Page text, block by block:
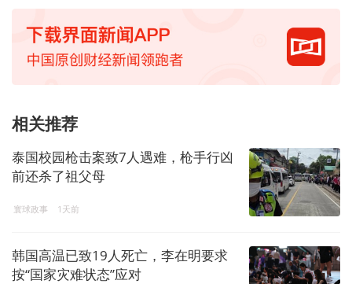
相关推荐
泰国校园枪击案致7人遇难，枪手行凶
前还杀了祖父母
寰球政事 1天前
韩国高温已致19人死亡，李在明要求
按“国家灾难状态”应对